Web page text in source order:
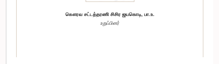
கௌரவ சட்டத்தரணி சிசிர ஜயகொடி, பா.உ.
உறுப்பினர்